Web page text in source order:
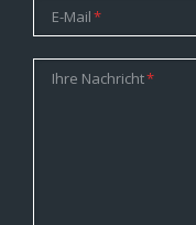
Pflichtfeld
E-Mail*
Pflichtfeld
Ihre Nachricht*